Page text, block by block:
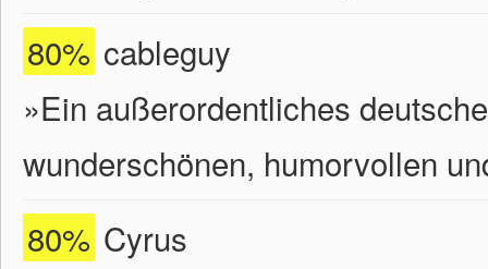
80% cableguy
»Ein außerordentliches
wunderschönen, humorvollen
80% Cyrus